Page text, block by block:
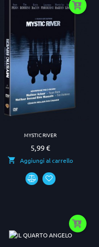
MYSTIC RIVER
Prezzo
5,99 €
Aggiungi al carrello